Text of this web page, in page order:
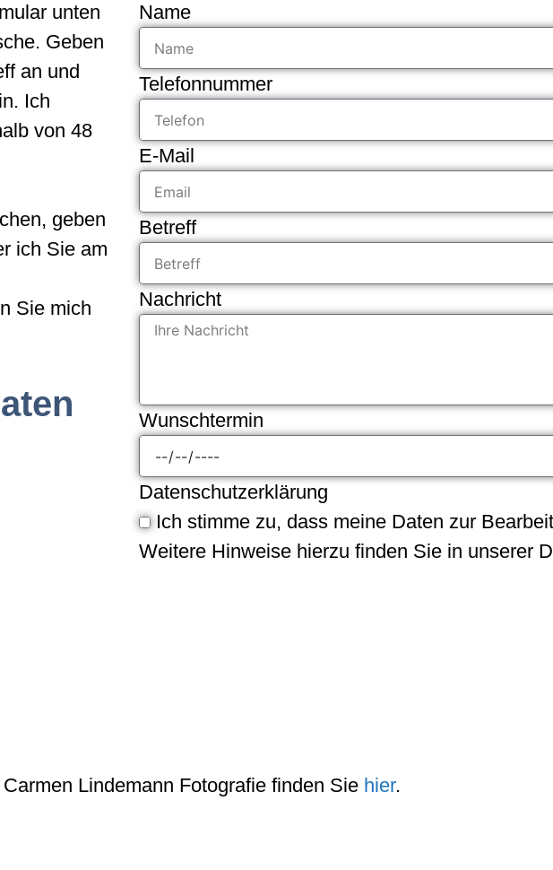
unten
Geben
an und
Ich
von 48
geben
ich Sie am
Sie mich
Name
Telefonnummer
E-Mail
Betreff
Nachricht
Wunschtermin
Datenschutzerklärung
Ich stimme zu, dass meine Daten zur
Weitere Hinweise hierzu finden Sie in unserer
Lindemann Fotografie finden Sie hier.